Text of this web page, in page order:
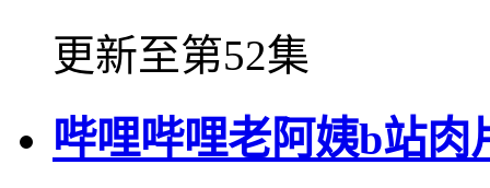
更新至第52集
哔哩哔哩老阿姨b站肉